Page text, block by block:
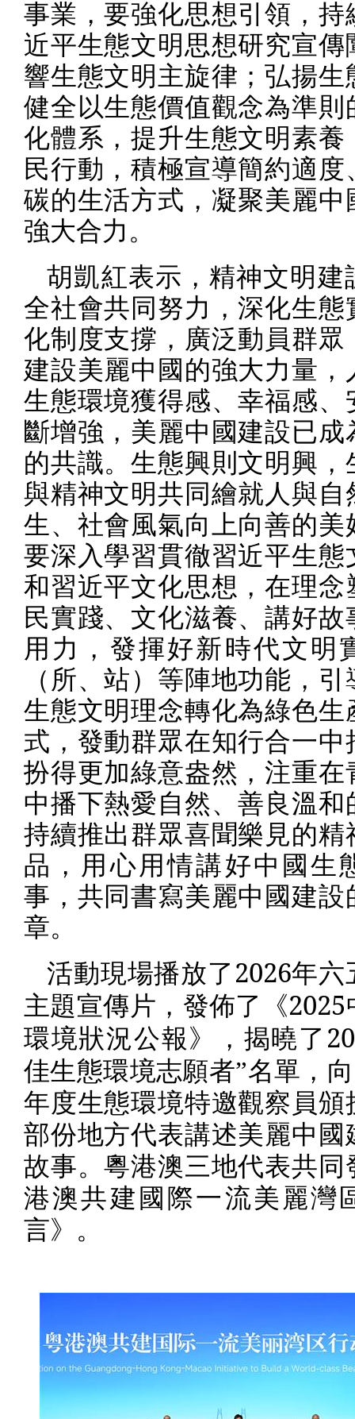
事業，要強化思想引領，持
近平生態文明思想研究宣傳
響生態文明主旋律；弘揚生
健全以生態價值觀念為準則
化體系，提升生態文明素養
民行動，積極宣導簡約適度
碳的生活方式，凝聚美麗中
強大合力。
胡凱紅表示，精神文明建
全社會共同努力，深化生態
化制度支撐，廣泛動員群眾
建設美麗中國的強大力量，
生態環境獲得感、幸福感、
斷增強，美麗中國建設已成
的共識。生態興則文明興，
與精神文明共同繪就人與自
生、社會風氣向上向善的美
要深入學習貫徹習近平生態
和習近平文化思想，在理念
民實踐、文化滋養、講好故
用力，發揮好新時代文明
（所、站）等陣地功能，
生態文明理念轉化為綠色生
式，發動群眾在知行合一中
扮得更加綠意盎然，注重在
中播下熱愛自然、善良溫和
持續推出群眾喜聞樂見的精
品，用心用情講好中國生
事，共同書寫美麗中國建設
章。
活動現場播放了 2026年六
主題宣傳片，發佈了《2025
環境狀況公報》，揭曉了
佳生態環境志願者”名單，向
年度生態環境特邀觀察員頒
部份地方代表講述美麗中國
故事。粵港澳三地代表共同
港澳共建國際一流美麗灣
言》。